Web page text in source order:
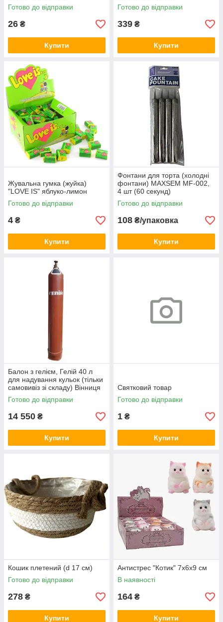
Готово до відправки
26 ₴
Купити
Готово до відправки
339 ₴
Купити
Жувальна гумка (жуйка)
"LOVE IS" яблуко-лимон
Готово до відправки
4 ₴
Купити
Фонтани для торта (холодні
фонтани) MAXSEM MF-002,
4 шт (60 секунд)
Готово до відправки
108 ₴/упаковка
Купити
Балон з гелієм, Гелій 40 л
для надування кульок (тільки
самовивіз зі складу) Вінниця
Готово до відправки
14 550 ₴
Купити
Святковий товар
Готово до відправки
1 ₴
Купити
Кошик плетений (d 17 см)
Готово до відправки
278 ₴
Купити
Антистрес "Котик" 7х6х9 см
В наявності
164 ₴
Купити